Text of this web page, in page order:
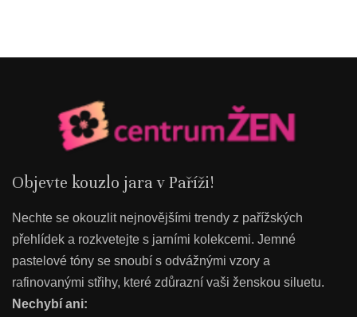
Objevte kouzlo jara v Paříži!
Nechte se okouzlit nejnovějšími trendy z pařížských
přehlídek a rozkvetejte s jarními kolekcemi. Jemné
pastelové tóny se snoubí s odvážnými vzory a
rafinovanými střihy, které zdůrazní vaši ženskou siluetu.
Nechybí ani: